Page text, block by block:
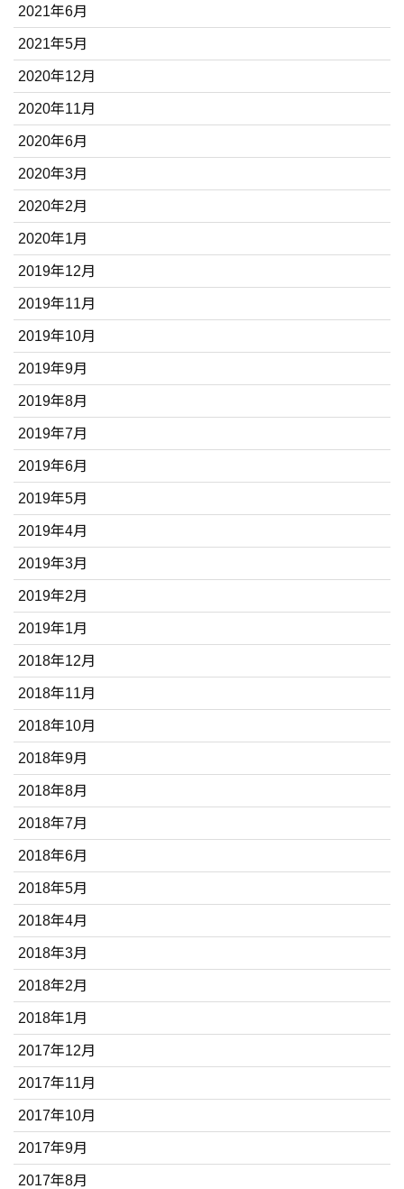
2021年6月
2021年5月
2020年12月
2020年11月
2020年6月
2020年3月
2020年2月
2020年1月
2019年12月
2019年11月
2019年10月
2019年9月
2019年8月
2019年7月
2019年6月
2019年5月
2019年4月
2019年3月
2019年2月
2019年1月
2018年12月
2018年11月
2018年10月
2018年9月
2018年8月
2018年7月
2018年6月
2018年5月
2018年4月
2018年3月
2018年2月
2018年1月
2017年12月
2017年11月
2017年10月
2017年9月
2017年8月